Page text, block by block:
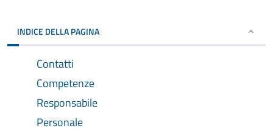
INDICE DELLA PAGINA
Contatti
Competenze
Responsabile
Personale